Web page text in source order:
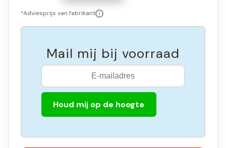
*Adviesprijs van fabrikant i
Mail mij bij voorraad
Houd mij op de hoogte